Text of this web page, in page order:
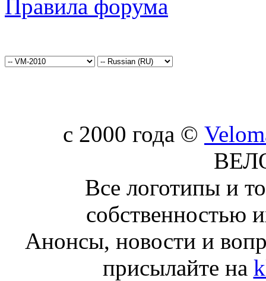
Правила форума
c 2000 года ©
Все логотипы и
собственностью
Анонсы, новости и
присылайте на